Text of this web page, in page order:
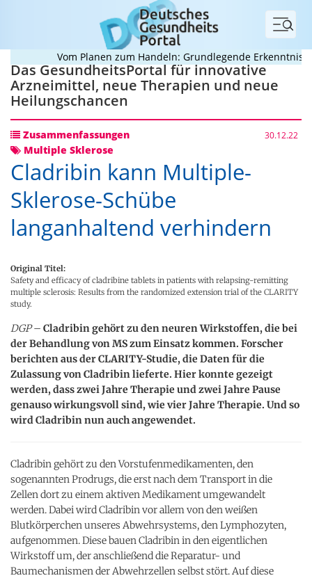
Menü
Vom Planen zum Handeln: Grundlegende Erkenntnisse
Das GesundheitsPortal für innovative
Arzneimittel, neue Therapien und neue
Heilungschancen
Zusammenfassungen 30.12.22
Multiple Sklerose
Cladribin kann Multiple-
Sklerose-Schübe
langanhaltend verhindern
Original Titel:
Safety and efficacy of cladribine tablets in patients with relapsing-remitting
multiple sclerosis: Results from the randomized extension trial of the CLARITY
study.
DGP– Cladribin gehört zu den neuren Wirkstoffen, die bei
der Behandlung von MS zum Einsatz kommen. Forscher
berichten aus der CLARITY-Studie, die Daten für die
Zulassung von Cladribin lieferte. Hier konnte gezeigt
werden, dass zwei Jahre Therapie und zwei Jahre Pause
genauso wirkungsvoll sind, wie vier Jahre Therapie. Und so
wird Cladribin nun auch angewendet.
Cladribin gehört zu den Vorstufenmedikamenten, den
sogenannten Prodrugs, die erst nach dem Transport in die
Zellen dort zu einem aktiven Medikament umgewandelt
werden. Dabei wird Cladribin vor allem von den weißen
Blutkörperchen unseres Abwehrsystems, den Lymphozyten,
aufgenommen. Diese bauen Cladribin in den eigentlichen
Wirkstoff um, der anschließend die Reparatur- und
Baumechanismen der Abwehrzellen selbst stört. Auf diese